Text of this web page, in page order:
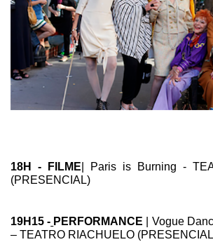
18H - FILME | Paris is Burning -
(PRESENCIAL)
19H15 - PERFORMANCE | Vogue
– TEATRO RIACHUELO